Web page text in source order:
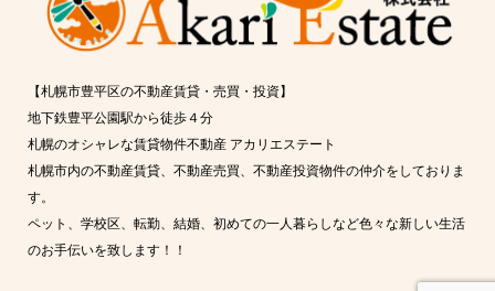
【札幌市豊平区の不動産賃貸・売買・投資】
地下鉄豊平公園駅から徒歩４分
札幌のオシャレな賃貸物件不動産 アカリエステート
札幌市内の不動産賃貸、不動産売買、不動産投資物件の仲介をしておりま
す。
ペット、学校区、転勤、結婚、初めての一人暮らしなど色々な新しい生活
のお手伝いを致します！！